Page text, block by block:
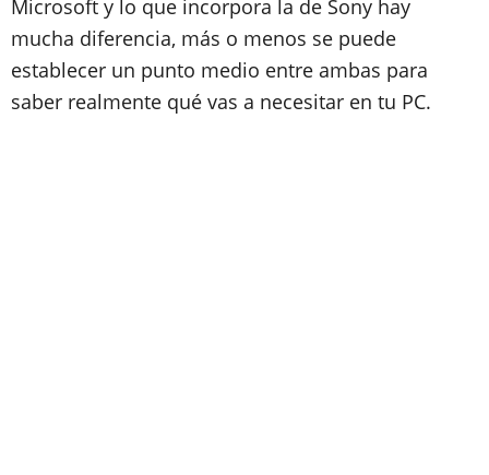
Microsoft y lo que incorpora la de Sony hay
mucha diferencia, más o menos se puede
establecer un punto medio entre ambas para
saber realmente qué vas a necesitar en tu PC.